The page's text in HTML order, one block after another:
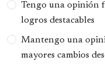
Tengo una opinión
logros destacables
Mantengo una
mayores cambios